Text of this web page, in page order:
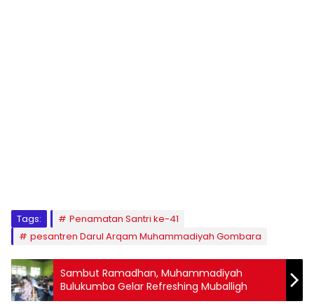
Tags:
Penamatan Santri ke-41
pesantren Darul Arqam Muhammadiyah Gombara
Sambut Ramadhan, Muhammadiyah
Bulukumba Gelar Refreshing Muballigh